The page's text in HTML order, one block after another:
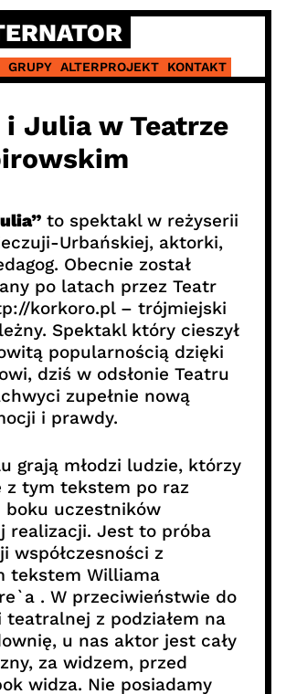
GRUPY ALTERPROJEKT KONTAKT
i Julia w Teatrze
to spektakl w reżyserii
Urbańskiej, aktorki,
Obecnie został
po latach przez Teatr
korkoro.pl – trójmiejski
Spektakl który cieszył
popularnością dzięki
dziś w odsłonie Teatru
zupełnie nową
i prawdy.
grają młodzi ludzie, którzy
z tym tekstem po raz
boku uczestników
realizacji. Jest to próba
współczesności z
tekstem Williama
. W przeciwieństwie do
teatralnej z podziałem na
u nas aktor jest cały
za widzem, przed
widza. Nie posiadamy